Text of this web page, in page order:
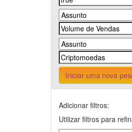
Iniciar uma nova
Adicionar filtros:
Utilizar filtros para